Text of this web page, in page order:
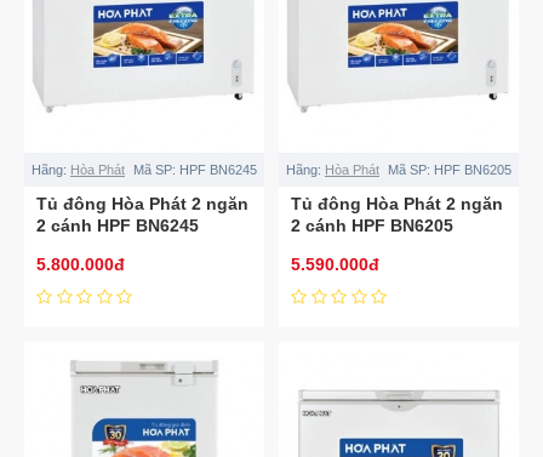
Hãng: Hòa Phát Mã SP: HPF BN6245
Tủ đông Hòa Phát 2 ngăn
2 cánh HPF BN6245
5.800.000đ
Hãng: Hòa Phát Mã SP: HPF BN6205
Tủ đông Hòa Phát 2 ngăn
2 cánh HPF BN6205
5.590.000đ